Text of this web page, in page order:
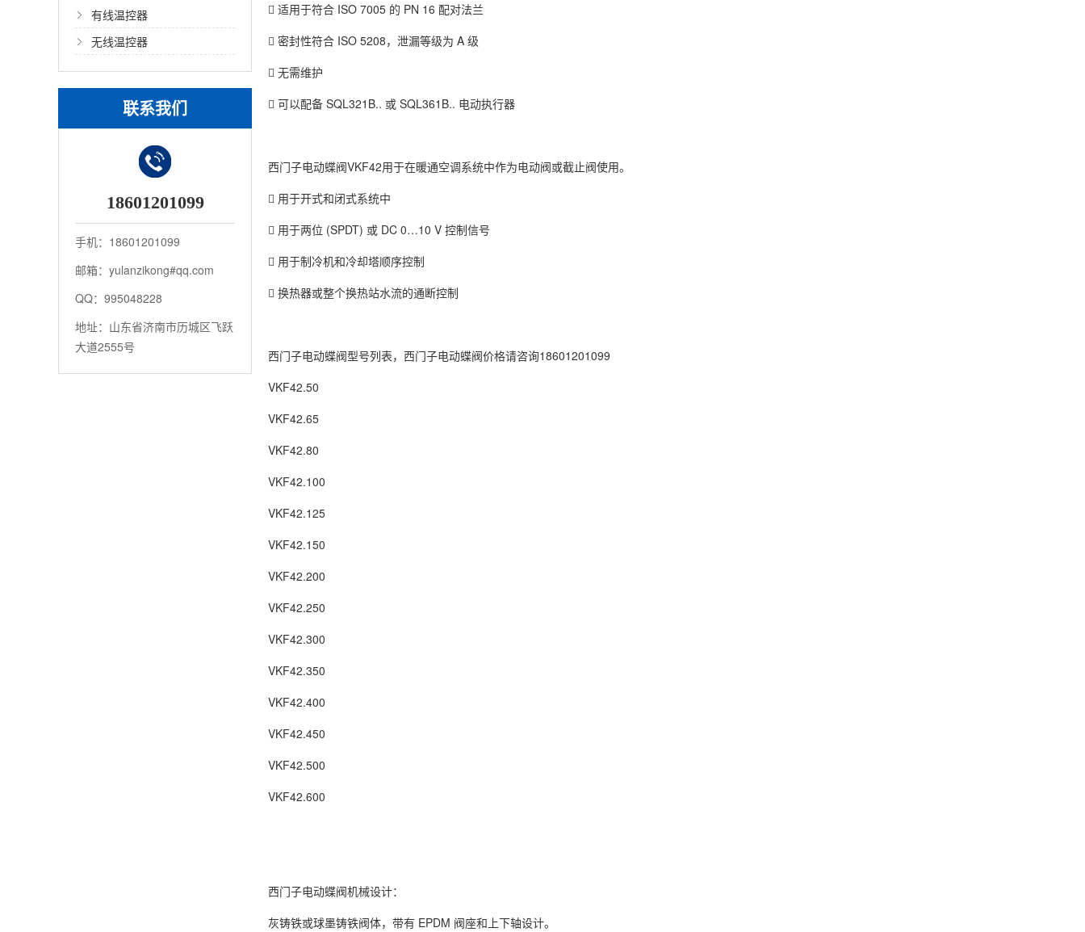
有线温控器
无线温控器
联系我们
18601201099
手机：18601201099
邮箱：yulanzikong#qq.com
QQ：995048228
地址：山东省济南市历城区飞跃
大道2555号
 适用于符合 ISO 7005 的 PN 16 配对法兰
 密封性符合 ISO 5208，泄漏等级为 A 级
 无需维护
 可以配备 SQL321B.. 或 SQL361B.. 电动执行器
西门子电动蝶阀VKF42用于在暖通空调系统中作为电动阀或截止阀使用。
 用于开式和闭式系统中
 用于两位 (SPDT) 或 DC 0…10 V 控制信号
 用于制冷机和冷却塔顺序控制
 换热器或整个换热站水流的通断控制
西门子电动蝶阀型号列表，西门子电动蝶阀价格请咨询18601201099
VKF42.50
VKF42.65
VKF42.80
VKF42.100
VKF42.125
VKF42.150
VKF42.200
VKF42.250
VKF42.300
VKF42.350
VKF42.400
VKF42.450
VKF42.500
VKF42.600
西门子电动蝶阀机械设计：
灰铸铁或球墨铸铁阀体，带有 EPDM 阀座和上下轴设计。